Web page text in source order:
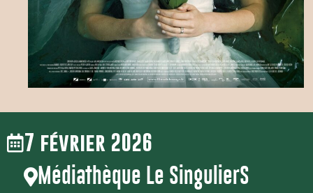
7 février 2026
Médiathèque Le SingulierS